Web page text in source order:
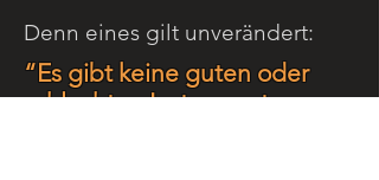
Denn eines gilt unverändert:
“Es gibt keine guten oder
schlechten Instrumente - nur